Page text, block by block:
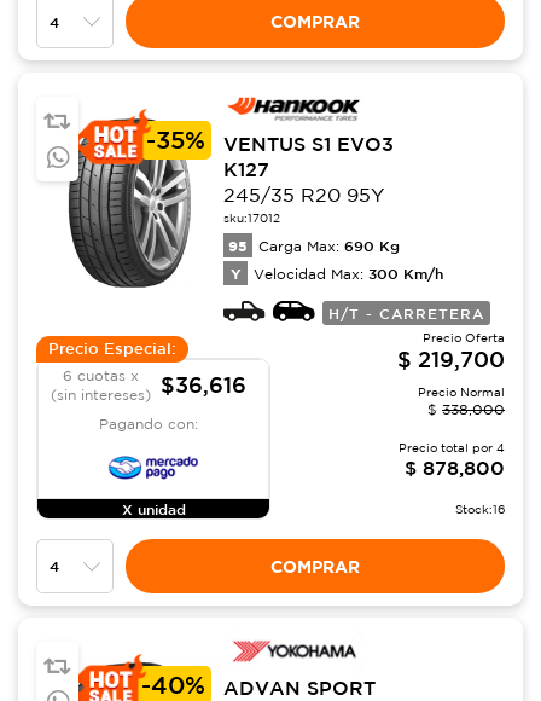
COMPRAR
-35%
VENTUS S1 EVO3
K127
245/35 R20 95Y
sku:17012
95 Carga Max: 690 Kg
Y Velocidad Max: 300 Km/h
H/T - CARRETERA
Precio Especial:
6 cuotas x
(sin intereses)
$36,616
Pagando con:
X unidad
Precio Oferta
$ 219,700
Precio Normal
$ 338,000
Precio total por 4
$ 878,800
Stock:16
COMPRAR
-40%
ADVAN SPORT